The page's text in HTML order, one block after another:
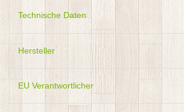
Technische Daten
Hersteller
EU Verantwortlicher